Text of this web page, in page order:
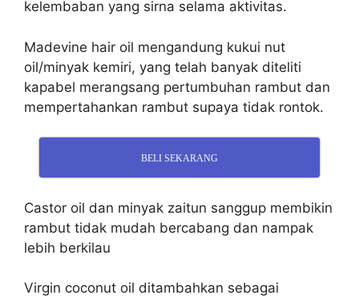
kelembaban yang sirna selama aktivitas.
Madevine hair oil mengandung kukui nut
oil/minyak kemiri, yang telah banyak diteliti
kapabel merangsang pertumbuhan rambut dan
mempertahankan rambut supaya tidak rontok.
BELI SEKARANG
Castor oil dan minyak zaitun sanggup membikin
rambut tidak mudah bercabang dan nampak
lebih berkilau
Virgin coconut oil ditambahkan sebagai